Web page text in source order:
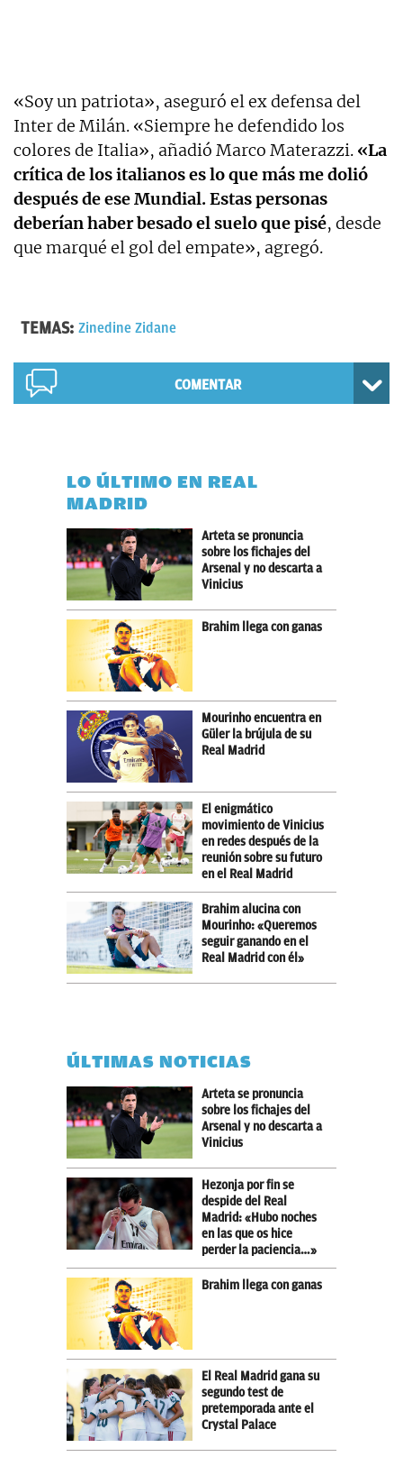
«Soy un patriota», aseguró el ex defensa del
Inter de Milán. «Siempre he defendido los
colores de Italia», añadió Marco Materazzi. «La
crítica de los italianos es lo que más me dolió
después de ese Mundial. Estas personas
deberían haber besado el suelo que pisé, desde
que marqué el gol del empate», agregó.
TEMAS: Zinedine Zidane
COMENTAR
LO ÚLTIMO EN REAL
MADRID
Arteta se pronuncia
sobre los fichajes del
Arsenal y no descarta a
Vinicius
Brahim llega con ganas
Mourinho encuentra en
Güler la brújula de su
Real Madrid
El enigmático
movimiento de Vinicius
en redes después de la
reunión sobre su futuro
en el Real Madrid
Brahim alucina con
Mourinho: «Queremos
seguir ganando en el
Real Madrid con él»
ÚLTIMAS NOTICIAS
Arteta se pronuncia
sobre los fichajes del
Arsenal y no descarta a
Vinicius
Hezonja por fin se
despide del Real
Madrid: «Hubo noches
en las que os hice
perder la paciencia…»
Brahim llega con ganas
El Real Madrid gana su
segundo test de
pretemporada ante el
Crystal Palace